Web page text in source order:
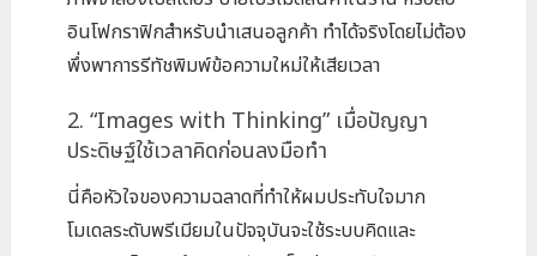
อินโฟกราฟิกสำหรับนำเสนอลูกค้า ทำได้จริงโดยไม่ต้อง
พึ่งพาการรีทัชพิมพ์ข้อความใหม่ให้เสียเวลา
2. “Images with Thinking” เมื่อปัญญา
ประดิษฐ์ใช้เวลาคิดก่อนลงมือทำ
นี่คือหัวใจของความฉลาดที่ทำให้ผมประทับใจมาก
โมเดลระดับพรีเมียมในปัจจุบันจะใช้ระบบคิดและ